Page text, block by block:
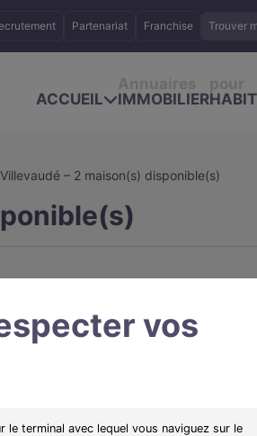
vos
le terminal avec lequel vous naviguez sur le
Partenariat Franchise Trouver
ACCUEIL
IMMOBILIER
– 2 maison(s) disponible(s)